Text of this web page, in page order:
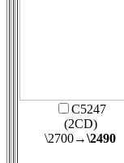
C5247
(2CD)
\2700→\2490